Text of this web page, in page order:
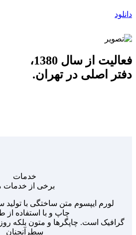
دانلود
فعالیت از سال 1380،
دفتر اصلی در تهران.
خدمات
برخی از خدمات
لورم ایپسوم متن ساختگی با
چاپ و با استفاده از
گرافیک است. چاپگرها و متون بلکه
سطرآنچنان